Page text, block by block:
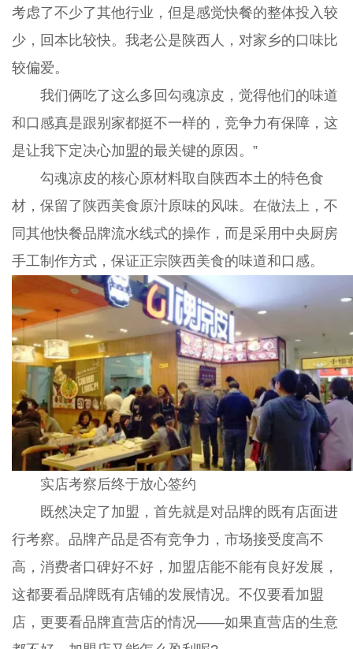
考虑了不少了其他行业，但是感觉快餐的整体投入较
少，回本比较快。我老公是陕西人，对家乡的口味比
较偏爱。
我们俩吃了这么多回勾魂凉皮，觉得他们的味道
和口感真是跟别家都挺不一样的，竞争力有保障，这
是让我下定决心加盟的最关键的原因。”
勾魂凉皮的核心原材料取自陕西本土的特色食
材，保留了陕西美食原汁原味的风味。在做法上，不
同其他快餐品牌流水线式的操作，而是采用中央厨房
手工制作方式，保证正宗陕西美食的味道和口感。
实店考察后终于放心签约
既然决定了加盟，首先就是对品牌的既有店面进
行考察。品牌产品是否有竞争力，市场接受度高不
高，消费者口碑好不好，加盟店能不能有良好发展，
这都要看品牌既有店铺的发展情况。不仅要看加盟
店，更要看品牌直营店的情况——如果直营店的生意